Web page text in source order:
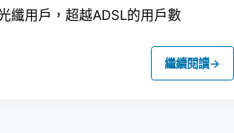
纖用戶，超越ADSL的用戶數
繼續閱讀→